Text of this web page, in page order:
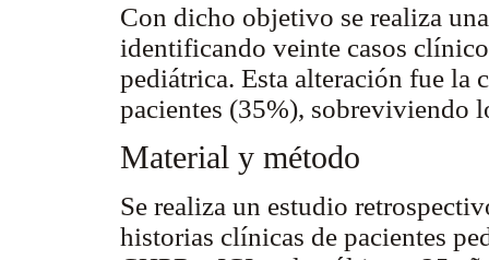
Con dicho objetivo se realiza
identificando veinte casos
pediátrica. Esta alteración fue la
pacientes (35%), sobreviviendo
Material y método
Se realiza un estudio
historias clínicas de pacientes